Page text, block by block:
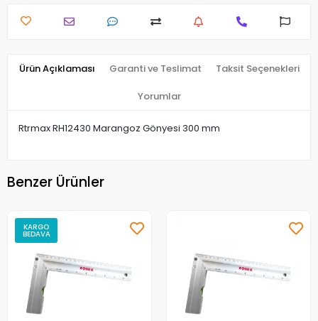
Ürün Açıklaması Garanti ve Teslimat Taksit Seçenekleri
Yorumlar
Rtrmax RH12430 Marangoz Gönyesi 300 mm
Benzer Ürünler
KARGO
BEDAVA